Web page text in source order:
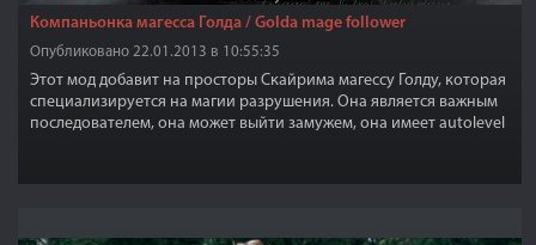
Компаньонка магесса Голда / Golda mage follower
Опубликовано 22.01.2013 в 10:55:35
Этот мод добавит на просторы Скайрима магессу Голду, которая
специализируется на магии разрушения. Она является важным
последователем, она может выйти замужем, она имеет autolevel